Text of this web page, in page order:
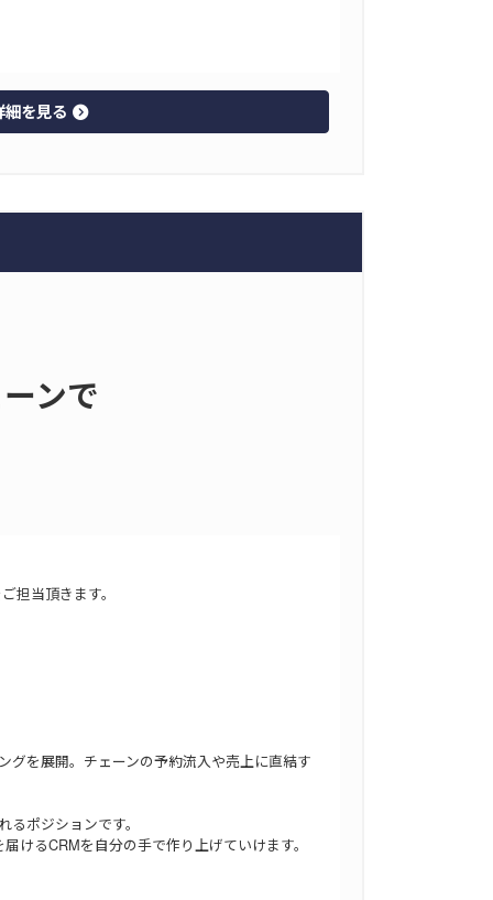
細を見る
ンで
担当頂きます。
グを展開。チェーンの予約流入や売上に直結す
ポジションです。
けるCRMを自分の手で作り上げていけます。